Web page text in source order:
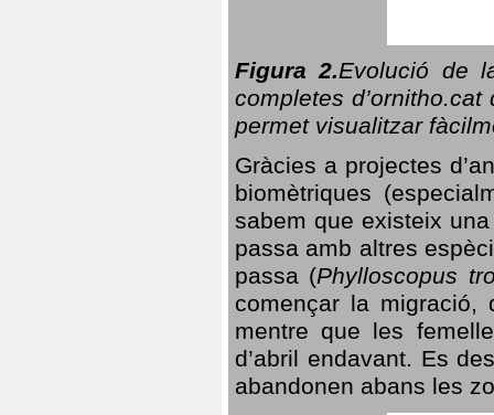
Figura 2.Evolució de
completes
permet visualitzar
Gràcies a projectes
biomètriques
sabem que existeix
passa amb altres
passa (Phylloscopus
començar la migració,
mentre que les
d’abril endavant. Es
abandonen abans les